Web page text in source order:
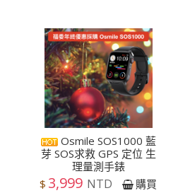
Osmile SOS1000 藍
芽 SOS求救 GPS 定位 生
理量測手錶
$ 3,999 NTD 購買